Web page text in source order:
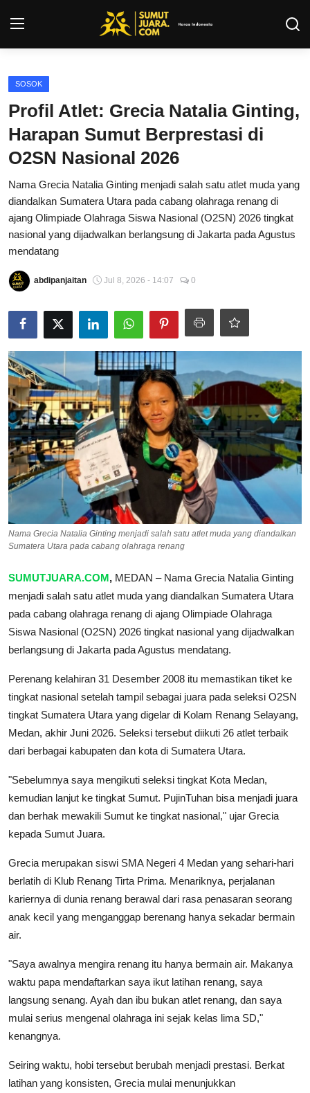
Login
Kontak
Tentang Kami
Privacy Policy
INFO SUMUT
SEPAKBOLA
ALL SPORT
Pedoman Media Siber
SPORTAIMENT
SOSOK
HIBURAN
SOSOK
Profil Atlet: Grecia Natalia Ginting,
Harapan Sumut Berprestasi di
O2SN Nasional 2026
Nama Grecia Natalia Ginting menjadi salah satu atlet muda yang
diandalkan Sumatera Utara pada cabang olahraga renang di
ajang Olimpiade Olahraga Siswa Nasional (O2SN) 2026 tingkat
nasional yang dijadwalkan berlangsung di Jakarta pada Agustus
mendatang
abdipanjaitan Jul 8, 2026 - 14:07 0
Nama Grecia Natalia Ginting menjadi salah satu atlet muda yang diandalkan
Sumatera Utara pada cabang olahraga renang
SUMUTJUARA.COM , MEDAN – Nama Grecia Natalia Ginting
menjadi salah satu atlet muda yang diandalkan Sumatera Utara
pada cabang olahraga renang di ajang Olimpiade Olahraga
Siswa Nasional (O2SN) 2026 tingkat nasional yang dijadwalkan
berlangsung di Jakarta pada Agustus mendatang.
Perenang kelahiran 31 Desember 2008 itu memastikan tiket ke
tingkat nasional setelah tampil sebagai juara pada seleksi O2SN
tingkat Sumatera Utara yang digelar di Kolam Renang Selayang,
Medan, akhir Juni 2026. Seleksi tersebut diikuti 26 atlet terbaik
dari berbagai kabupaten dan kota di Sumatera Utara.
"Sebelumnya saya mengikuti seleksi tingkat Kota Medan,
kemudian lanjut ke tingkat Sumut. PujinTuhan bisa menjadi juara
dan berhak mewakili Sumut ke tingkat nasional," ujar Grecia
kepada Sumut Juara.
Grecia merupakan siswi SMA Negeri 4 Medan yang sehari-hari
berlatih di Klub Renang Tirta Prima. Menariknya, perjalanan
kariernya di dunia renang berawal dari rasa penasaran seorang
anak kecil yang menganggap berenang hanya sekadar bermain
air.
"Saya awalnya mengira renang itu hanya bermain air. Makanya
waktu papa mendaftarkan saya ikut latihan renang, saya
langsung senang. Ayah dan ibu bukan atlet renang, dan saya
mulai serius mengenal olahraga ini sejak kelas lima SD,"
kenangnya.
Seiring waktu, hobi tersebut berubah menjadi prestasi. Berkat
latihan yang konsisten, Grecia mulai menunjukkan